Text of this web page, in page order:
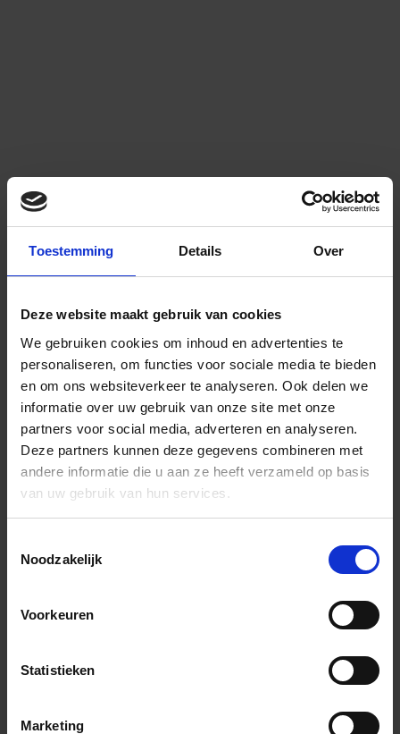
Toestemming Details Over
Deze website maakt gebruik van cookies
We gebruiken cookies om inhoud en advertenties te
personaliseren, om functies voor sociale media te bieden
en om ons websiteverkeer te analyseren. Ook delen we
informatie over uw gebruik van onze site met onze
partners voor social media, adverteren en analyseren.
Deze partners kunnen deze gegevens combineren met
andere informatie die u aan ze heeft verzameld op basis
van uw gebruik van hun services.
Noodzakelijk
Voorkeuren
Statistieken
Marketing